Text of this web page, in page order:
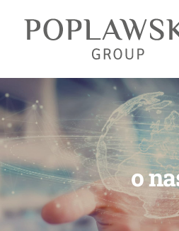
o